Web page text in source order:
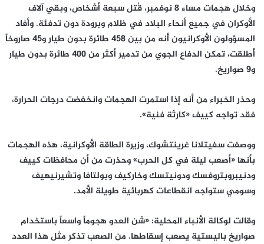
وخلال هجمات مساء 8 نوفمبر، قُتل سبعة أشخاص، وبقي آلاف
الأوكران في جميع أنحاء البلاد في ظلام وبرودة دون تدفئة. وأفاد
المسؤولون الأوكرانيون أنه من بين 458 طائرة بدون طيار و45 صاروخاً
أُطلقت، تمكن الدفاع الجوي من تدمير أكثر من 400 طائرة بدون طيار
و9 صواريخ.
وحذر الخبراء من أنه إذا استمرت الهجمات وانخفضت درجات الحرارة،
فقد تواجه كييف «كارثة فنية».
ووصفت سفيتلانا غرينتشوك، وزيرة الطاقة الأوكرانية، هذه الهجمات
بأنها «أصعب ليلة في كل الحرب» وحذرت من أن محافظات كييف
ودنيبروبتروفسك ودونيتسك وخاركيف وبولتافا وتشيرنيهيف
وسومي ستواجه انقطاعات كهربائية طويلة الأمد.
وقالت لوكالة الأنباء المحلية: «شن العدو هجوماً واسعاً باستخدام
صواريخ باليستية يصعب إسقاطها. من الصعب تذكر مثل هذا العدد